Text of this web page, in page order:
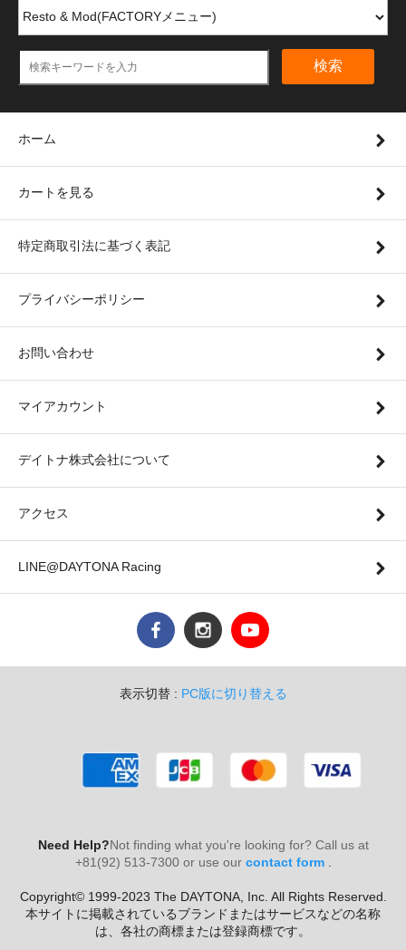
検索
ホーム
カートを見る
特定商取引法に基づく表記
プライバシーポリシー
お問い合わせ
マイアカウント
デイトナ株式会社について
アクセス
LINE@DAYTONA Racing
表示切替 : PC版に切り替える
Need Help?Not finding what you're looking for? Call us at
+81(92) 513-7300 or use our contact form.
Copyright© 1999-2023 The DAYTONA, Inc. All Rights Reserved.
本サイトに掲載されているブランドまたはサービスなどの名称
は、各社の商標または登録商標です。